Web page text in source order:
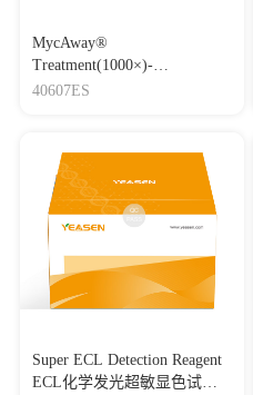
MycAway®
Treatment(1000×)-
Mycoplasma Elimination
40607ES
Super ECL Detection Reagent
ECL化学发光超敏显色试剂